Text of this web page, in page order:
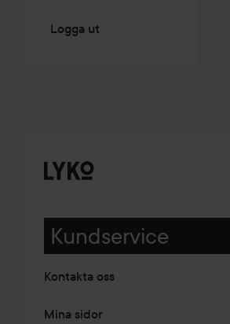
Logga ut
Kundservice
Kontakta oss
Mina sidor